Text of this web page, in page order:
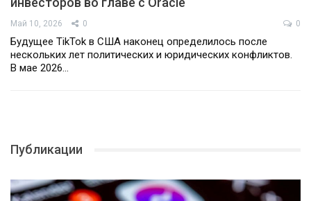
Май 10, 2026 0 0
Будущее TikTok в США наконец определилось после
нескольких лет политических и юридических конфликтов.
В мае 2026…
Публикации